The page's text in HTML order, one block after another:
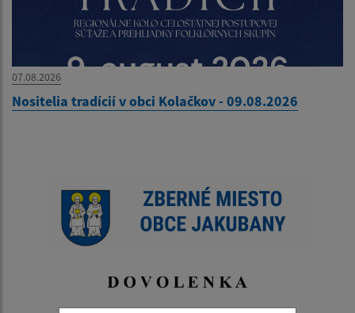
07.08.2026
Nositelia tradícií v obci Kolačkov - 09.08.2026